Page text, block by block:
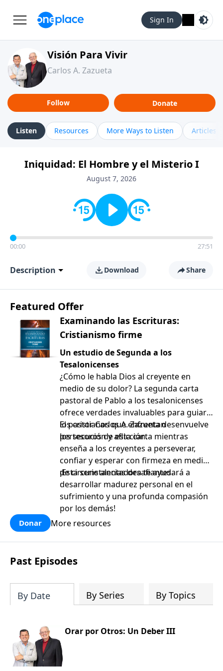
Sign In
Visión Para Vivir
Carlos A. Zazueta
Follow Donate
Listen Resources More Ways to Listen Articles
Iniquidad: El Hombre y el Misterio I
August 7, 2026
00:00 27:51
Description Download Share
Featured Offer
Examinando las Escrituras:
Cristianismo firme
Un estudio de Segunda a los
Tesalonicenses
¿Cómo le habla Dios al creyente en
medio de su dolor? La segunda carta
pastoral de Pablo a los tesalonicenses
ofrece verdades invaluables para guiar a
los cristianos que enfrentan
persecución y aflicción.
El pastor Carlos A. Zazueta desenvuelve
los tesoros de esta carta mientras
enseña a los creyentes a perseverar,
confiar y esperar con firmeza en medio
de circunstancias desafiantes.
¡Esta serie alentadora te ayudará a
desarrollar madurez personal en el
sufrimiento y una profunda compasión
por los demás!
Donar More resources
Past Episodes
By Date By Series By Topics
Orar por Otros: Un Deber III